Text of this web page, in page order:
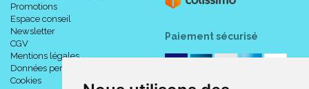
Promotions
Espace conseil
Newsletter
CGV
Mentions légales
Données personnelles
Cookies
Paiement sécurisé